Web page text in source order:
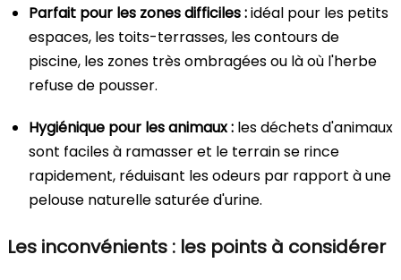
Parfait pour les zones difficiles :idéal pour les petits
espaces, les toits-terrasses, les contours de
piscine, les zones très ombragées ou là où l'herbe
refuse de pousser.
Hygiénique pour les animaux : les déchets d'animaux
sont faciles à ramasser et le terrain se rince
rapidement, réduisant les odeurs par rapport à une
pelouse naturelle saturée d'urine.
Les inconvénients : les points à considérer